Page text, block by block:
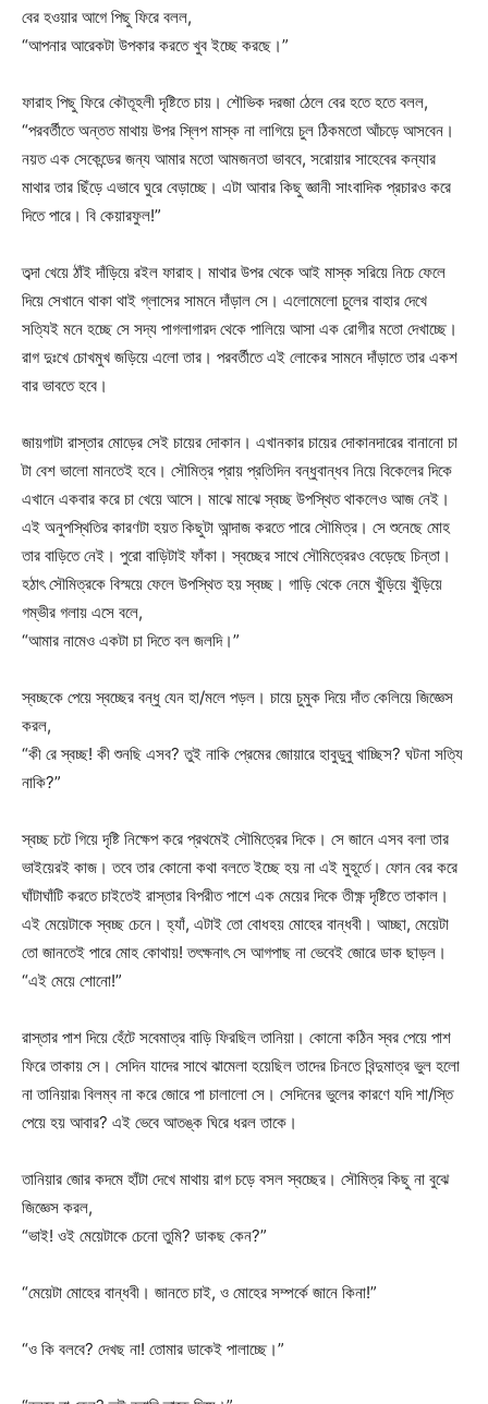
বের হওয়ার আগে পিছু ফিরে বলল,
“আপনার আরেকটা উপকার করতে খুব ইচ্ছে করছে।”
ফারাহ পিছু ফিরে কৌতূহলী দৃষ্টিতে চায়। শৌভিক দরজা ঠেলে বের হতে হতে বলল,
“পরবর্তীতে অন্তত মাথায় উপর স্লিপ মাস্ক না লাগিয়ে চুল ঠিকমতো আঁচড়ে আসবেন।
নয়ত এক সেকেন্ডের জন্য আমার মতো আমজনতা ভাববে, সরোয়ার সাহেবের কন্যার
মাথার তার ছিঁড়ে এভাবে ঘুরে বেড়াচ্ছে। এটা আবার কিছু জ্ঞানী সাংবাদিক প্রচারও করে
দিতে পারে। বি কেয়ারফুল!”
তব্দা খেয়ে ঠাঁই দাঁড়িয়ে রইল ফারাহ। মাথার উপর থেকে আই মাস্ক সরিয়ে নিচে ফেলে
দিয়ে সেখানে থাকা থাই গ্লাসের সামনে দাঁড়াল সে। এলোমেলো চুলের বাহার দেখে
সত্যিই মনে হচ্ছে সে সদ্য পাগলাগারদ থেকে পালিয়ে আসা এক রোগীর মতো দেখাচ্ছে।
রাগ দুঃখে চোখমুখ জড়িয়ে এলো তার। পরবর্তীতে এই লোকের সামনে দাঁড়াতে তার একশ
বার ভাবতে হবে।
জায়গাটা রাস্তার মোড়ের সেই চায়ের দোকান। এখানকার চায়ের দোকানদারের বানানো চা
টা বেশ ভালো মানতেই হবে। সৌমিত্র প্রায় প্রতিদিন বন্ধুবান্ধব নিয়ে বিকেলের দিকে
এখানে একবার করে চা খেয়ে আসে। মাঝে মাঝে স্বচ্ছ উপস্থিত থাকলেও আজ নেই।
এই অনুপস্থিতির কারণটা হয়ত কিছুটা আন্দাজ করতে পারে সৌমিত্র। সে শুনেছে মোহ
তার বাড়িতে নেই। পুরো বাড়িটাই ফাঁকা। স্বচ্ছের সাথে সৌমিত্রেরও বেড়েছে চিন্তা।
হঠাৎ সৌমিত্রকে বিস্ময়ে ফেলে উপস্থিত হয় স্বচ্ছ। গাড়ি থেকে নেমে খুঁড়িয়ে খুঁড়িয়ে
গম্ভীর গলায় এসে বলে,
“আমার নামেও একটা চা দিতে বল জলদি।”
স্বচ্ছকে পেয়ে স্বচ্ছের বন্ধু যেন হা/মলে পড়ল। চায়ে চুমুক দিয়ে দাঁত কেলিয়ে জিজ্ঞেস
করল,
“কী রে স্বচ্ছ! কী শুনছি এসব? তুই নাকি প্রেমের জোয়ারে হাবুডুবু খাচ্ছিস? ঘটনা সত্যি
নাকি?”
স্বচ্ছ চটে গিয়ে দৃষ্টি নিক্ষেপ করে প্রথমেই সৌমিত্রের দিকে। সে জানে এসব বলা তার
ভাইয়েরই কাজ। তবে তার কোনো কথা বলতে ইচ্ছে হয় না এই মুহূর্তে। ফোন বের করে
ঘাঁটাঘাঁটি করতে চাইতেই রাস্তার বিপরীত পাশে এক মেয়ের দিকে তীক্ষ্ণ দৃষ্টিতে তাকাল।
এই মেয়েটাকে স্বচ্ছ চেনে। হ্যাঁ, এটাই তো বোধহয় মোহের বান্ধবী। আচ্ছা, মেয়েটা
তো জানতেই পারে মোহ কোথায়! তৎক্ষনাৎ সে আগপাছ না ভেবেই জোরে ডাক ছাড়ল।
“এই মেয়ে শোনো!”
রাস্তার পাশ দিয়ে হেঁটে সবেমাত্র বাড়ি ফিরছিল তানিয়া। কোনো কঠিন স্বর পেয়ে পাশ
ফিরে তাকায় সে। সেদিন যাদের সাথে ঝামেলা হয়েছিল তাদের চিনতে বিন্দুমাত্র ভুল হলো
না তানিয়ার৷ বিলম্ব না করে জোরে পা চালালো সে। সেদিনের ভুলের কারণে যদি শা/স্তি
পেয়ে হয় আবার? এই ভেবে আতঙ্ক ঘিরে ধরল তাকে।
তানিয়ার জোর কদমে হাঁটা দেখে মাথায় রাগ চড়ে বসল স্বচ্ছের। সৌমিত্র কিছু না বুঝে
জিজ্ঞেস করল,
“ভাই! ওই মেয়েটাকে চেনো তুমি? ডাকছ কেন?”
“মেয়েটা মোহের বান্ধবী। জানতে চাই, ও মোহের সম্পর্কে জানে কিনা!”
“ও কি বলবে? দেখছ না! তোমার ডাকেই পালাচ্ছে।”